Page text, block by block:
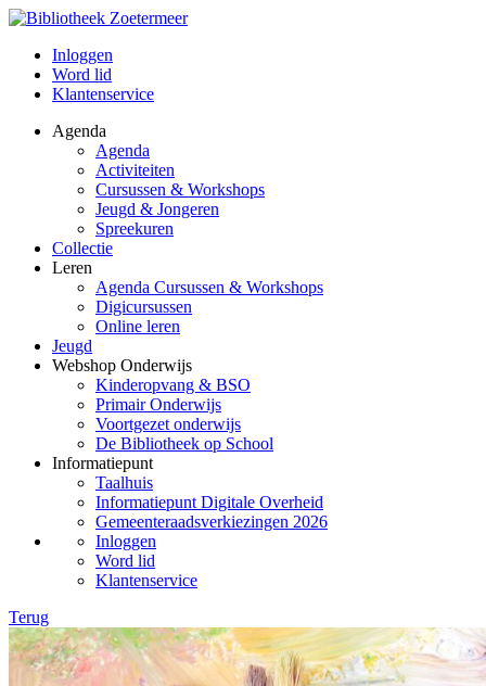
Inloggen
Word lid
Klantenservice
Agenda
Agenda
Activiteiten
Cursussen & Workshops
Jeugd & Jongeren
Spreekuren
Collectie
Leren
Agenda Cursussen & Workshops
Digicursussen
Online leren
Jeugd
Webshop Onderwijs
Kinderopvang & BSO
Primair Onderwijs
Voortgezet onderwijs
De Bibliotheek op School
Informatiepunt
Taalhuis
Informatiepunt Digitale Overheid
Gemeenteraadsverkiezingen 2026
Inloggen
Word lid
Klantenservice
Terug